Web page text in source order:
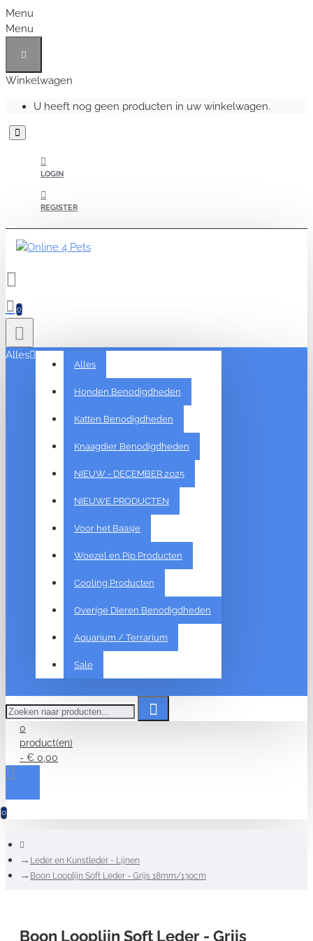
Menu
Menu
Winkelwagen
U heeft nog geen producten in uw winkelwagen.
LOGIN
REGISTER
0
Alles
Alles
Honden Benodigdheden
Katten Benodigdheden
Knaagdier Benodigdheden
NIEUW - DECEMBER 2025
NIEUWE PRODUCTEN
Voor het Baasje
Woezel en Pip Producten
Cooling Producten
Overige Dieren Benodigdheden
Aquarium / Terrarium
Sale
naar
producten...
0
product(en)
- € 0,00
0
Leder en Kunstleder - Lijnen
Boon Looplijn Soft Leder - Grijs 18mm/130cm
Boon Looplijn Soft Leder - Grijs